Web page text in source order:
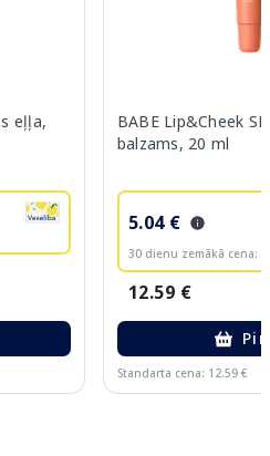
eļļa,
BABE Lip&Cheek
balzams, 20 ml
5.04 €
30 dienu zemākā cena:
12.59 €
Standarta cena: 12.59 €